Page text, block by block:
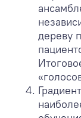
дереву